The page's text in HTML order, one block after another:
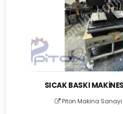
SICAK BASKI
Piton Makina Sanayi